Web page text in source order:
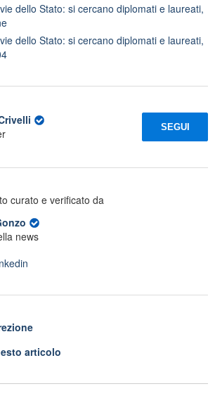
dello Stato: si cercano diplomati e laureati,
dello Stato: si cercano diplomati e laureati,
SEGUI
curato e verificato da
news
articolo